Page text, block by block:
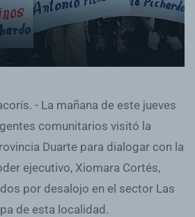
- La mañana de este jueves
comunitarios visitó la
Duarte para dialogar con la
ejecutivo, Xiomara Cortés,
por desalojo en el sector Las
de esta localidad.